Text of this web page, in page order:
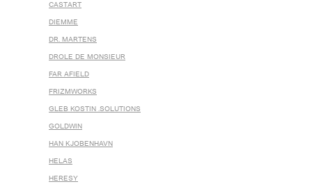
CASTART
DIEMME
DR. MARTENS
DROLE DE MONSIEUR
FAR AFIELD
FRIZMWORKS
GLEB KOSTIN .SOLUTIONS
GOLDWIN
HAN KJOBENHAVN
HELAS
HERESY